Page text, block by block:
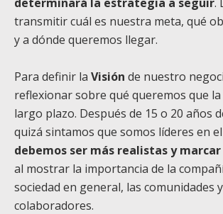
transmitir cuál es nuestra meta, qué
y a dónde queremos llegar.
Para definir la Visión de nuestro
reflexionar sobre qué queremos que la
largo plazo. Después de 15 o 20 años
quizá sintamos que somos líderes en
debemos ser más realistas y
al mostrar la importancia de la
sociedad en general, las comunidades
colaboradores.